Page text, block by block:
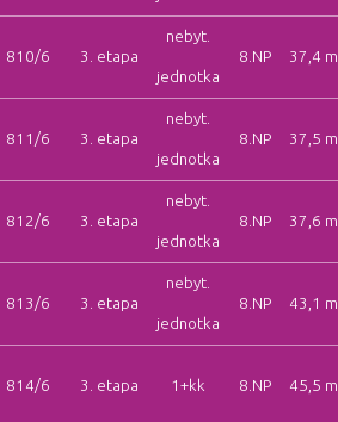
810/6 3. etapa
nebyt.
jednotka
8.NP 37,4 m
811/6 3. etapa
nebyt.
jednotka
8.NP 37,5 m
812/6 3. etapa
nebyt.
jednotka
8.NP 37,6 m
813/6 3. etapa
nebyt.
jednotka
8.NP 43,1 m
814/6 3. etapa 1+kk 8.NP 45,5 m